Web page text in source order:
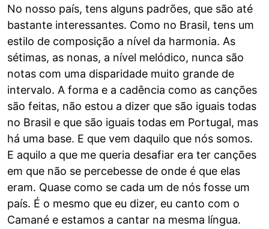
No nosso país, tens alguns padrões, que são até
bastante interessantes. Como no Brasil, tens um
estilo de composição a nível da harmonia. As
sétimas, as nonas, a nível melódico, nunca são
notas com uma disparidade muito grande de
intervalo. A forma e a cadência como as canções
são feitas, não estou a dizer que são iguais todas
no Brasil e que são iguais todas em Portugal, mas
há uma base. E que vem daquilo que nós somos.
E aquilo a que me queria desafiar era ter canções
em que não se percebesse de onde é que elas
eram. Quase como se cada um de nós fosse um
país. É o mesmo que eu dizer, eu canto com o
Camané e estamos a cantar na mesma língua.